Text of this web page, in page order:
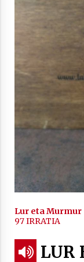
Lur eta Murmur
97 IRRATIA
LUR